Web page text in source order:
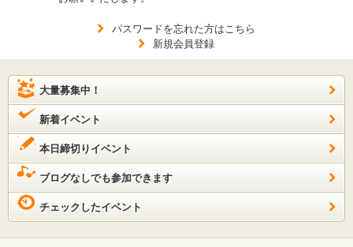
パスワードを忘れた方はこちら
新規会員登録
大量募集中！
新着イベント
本日締切りイベント
ブログなしでも参加できます
チェックしたイベント